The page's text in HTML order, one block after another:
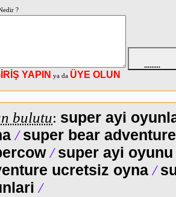
Oyunun kontrolleri oldukça basit ve akıcıdır:
otomatik koşma mevcuttur) Oyunun başlarında
çift zıplama (double jump) ve dash (ani
kazanacaksınız.
oyunlar diler..
YAPIN ya da ÜYE OLUN
bulutu: super ayi
/super bear
/super ayi
ucretsiz oyna/
/